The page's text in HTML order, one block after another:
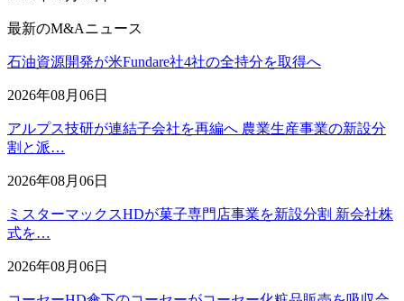
最新のM&Aニュース
石油資源開発が米Fundare社4社の全持分を取得へ
2026年08月06日
アルプス技研が連結子会社を再編へ 農業生産事業の新設分
割と派…
2026年08月06日
ミスターマックスHDが菓子専門店事業を新設分割 新会社株
式を…
2026年08月06日